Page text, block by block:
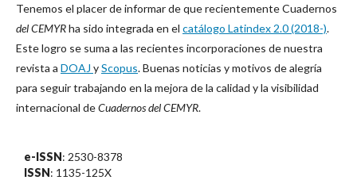
Tenemos el placer de informar de que recientemente Cuadernos
del CEMYRha sido integrada en el catálogo Latindex 2.0 (2018-).
Este logro se suma a las recientes incorporaciones de nuestra
revista a DOAJ yScopus. Buenas noticias y motivos de alegría
para seguir trabajando en la mejora de la calidad y la visibilidad
internacional deCuadernos del CEMYR.
e-ISSN: 2530-8378
ISSN: 1135-125X